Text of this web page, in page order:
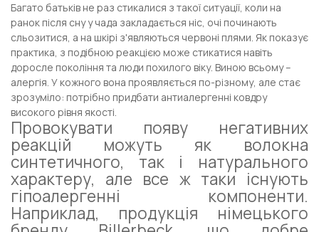
Багато батьків не раз стикалися з такої ситуації, коли на
ранок після сну у чада закладається ніс, очі починають
сльозитися, а на шкірі з'являються червоні плями. Як показує
практика, з подібною реакцією може стикатися навіть
доросле покоління та люди похилого віку. Виною всьому –
алергія. У кожного вона проявляється по-різному, але стає
зрозуміло: потрібно придбати антиалергенні ковдру
високого рівня якості.
Провокувати появу негативних
реакцій можуть як волокна
синтетичного, так і натурального
характеру, але все ж таки існують
гіпоалергенні компоненти.
Наприклад, продукція німецького